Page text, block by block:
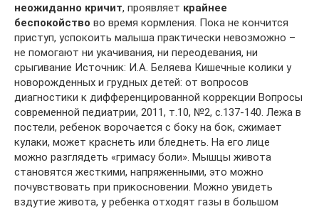
неожиданно кричит, проявляет крайнее
беспокойство во время кормления. Пока не кончится
приступ, успокоить малыша практически невозможно –
не помогают ни укачивания, ни переодевания, ни
срыгивание Источник: И.А. Беляева Кишечные колики у
новорожденных и грудных детей: от вопросов
диагностики к дифференцированной коррекции Вопросы
современной педиатрии, 2011, т.10, №2, с.137-140. Лежа в
постели, ребенок ворочается с боку на бок, сжимает
кулаки, может краснеть или бледнеть. На его лице
можно разглядеть «гримасу боли». Мышцы живота
становятся жесткими, напряженными, это можно
почувствовать при прикосновении. Можно увидеть
вздутие живота, у ребенка отходят газы в большом